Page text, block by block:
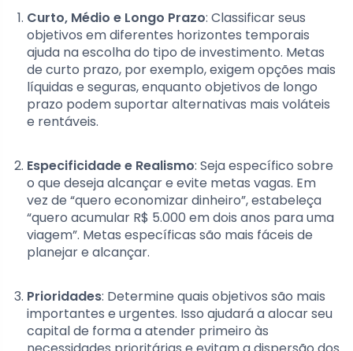
Curto, Médio e Longo Prazo: Classificar seus
objetivos em diferentes horizontes temporais
ajuda na escolha do tipo de investimento. Metas
de curto prazo, por exemplo, exigem opções mais
líquidas e seguras, enquanto objetivos de longo
prazo podem suportar alternativas mais voláteis
e rentáveis.
Especificidade e Realismo: Seja específico sobre
o que deseja alcançar e evite metas vagas. Em
vez de “quero economizar dinheiro”, estabeleça
“quero acumular R$ 5.000 em dois anos para uma
viagem”. Metas específicas são mais fáceis de
planejar e alcançar.
Prioridades: Determine quais objetivos são mais
importantes e urgentes. Isso ajudará a alocar seu
capital de forma a atender primeiro às